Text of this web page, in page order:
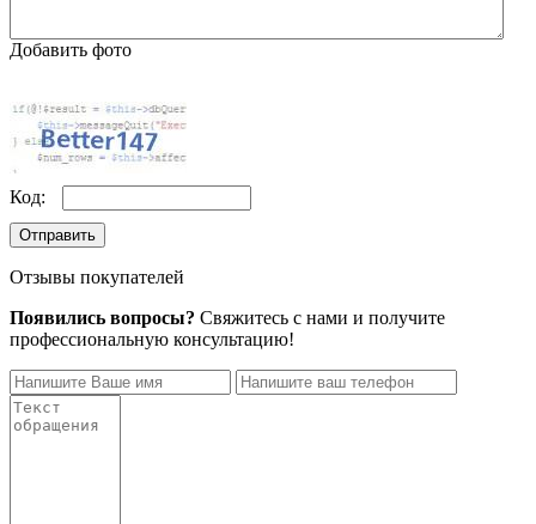
Добавить фото
Код:
Отправить
Отзывы покупателей
Появились вопросы? Свяжитесь с нами и получите
профессиональную консультацию!